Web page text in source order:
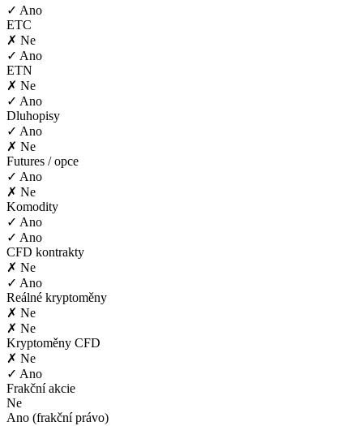
✓ Ano
ETC
✗ Ne
✓ Ano
ETN
✗ Ne
✓ Ano
Dluhopisy
✓ Ano
✗ Ne
Futures / opce
✓ Ano
✗ Ne
Komodity
✓ Ano
✓ Ano
CFD kontrakty
✗ Ne
✓ Ano
Reálné kryptoměny
✗ Ne
✗ Ne
Kryptoměny CFD
✗ Ne
✓ Ano
Frakční akcie
Ne
Ano (frakční právo)